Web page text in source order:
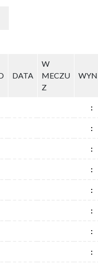
DATA
W
MECZU
Z
:
:
:
:
:
:
:
:
DATA
W
MECZU
Z
:
:
:
:
:
:
:
: